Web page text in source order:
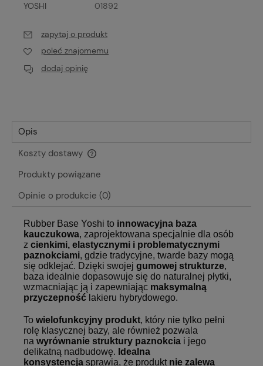
YOSHI 01892
zapytaj o produkt
poleć znajomemu
dodaj opinię
Opis
Koszty dostawy
Cena nie zawiera ewentualnych kosztów płatności
Produkty powiązane
Opinie o produkcie (0)
Rubber Base Yoshi to innowacyjna baza
kauczukowa, zaprojektowana specjalnie dla osób
z cienkimi, elastycznymi i problematycznymi
paznokciami, gdzie tradycyjne, twarde bazy mogą
się odklejać. Dzięki swojej gumowej strukturze,
baza idealnie dopasowuje się do naturalnej płytki,
wzmacniając ją i zapewniając maksymalną
przyczepność lakieru hybrydowego.
To wielofunkcyjny produkt, który nie tylko pełni
rolę klasycznej bazy, ale również pozwala
na wyrównanie struktury paznokcia i jego
delikatną nadbudowę. Idealna
konsystencja sprawia, że produkt nie zalewa